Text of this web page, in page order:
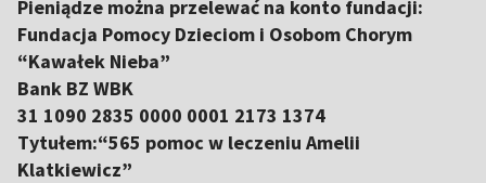
Pieniądze można przelewać na konto fundacji:
Fundacja Pomocy Dzieciom i Osobom Chorym
“Kawałek Nieba”
Bank BZ WBK
31 1090 2835 0000 0001 2173 1374
Tytułem:“565 pomoc w leczeniu Amelii
Klatkiewicz”